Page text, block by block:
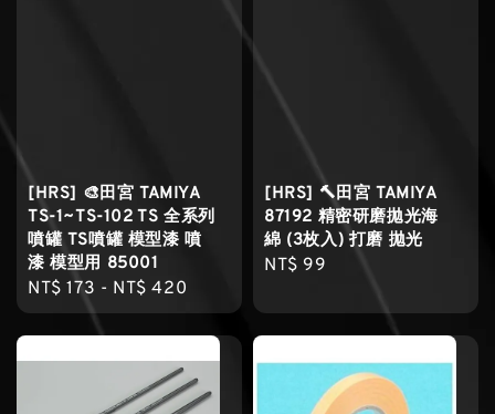
[HRS] 🎨田宮 TAMIYA
TS-1~TS-102 TS 全系列
噴罐 TS噴罐 模型漆 噴
漆 模型用 85001
Regular
price
NT$ 173 - NT$ 420
[HRS] 🔨田宮 TAMIYA
87192 精密研磨拋光海
綿 (3枚入) 打磨 拋光
Regular
NT$ 99